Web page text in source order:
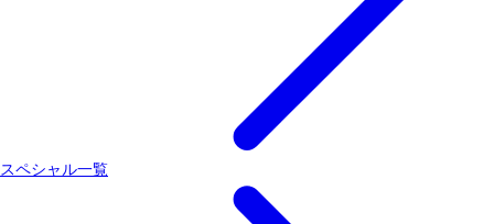
スペシャル一覧